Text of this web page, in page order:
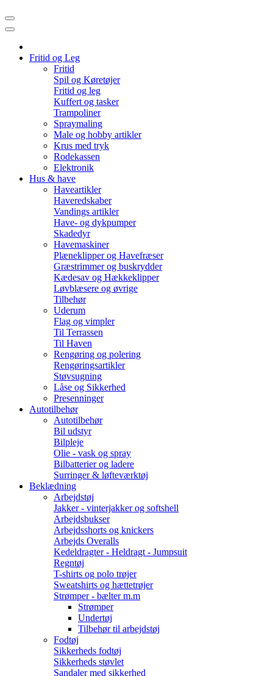
Fritid og Leg
Fritid
Spil og Køretøjer
Fritid og leg
Kuffert og tasker
Trampoliner
Spraymaling
Male og hobby artikler
Krus med tryk
Rodekassen
Elektronik
Hus & have
Haveartikler
Haveredskaber
Vandings artikler
Have- og dykpumper
Skadedyr
Havemaskiner
Plæneklipper og Havefræser
Græstrimmer og buskrydder
Kædesav og Hækkeklipper
Løvblæsere og øvrige
Tilbehør
Uderum
Flag og vimpler
Til Terrassen
Til Haven
Rengøring og polering
Rengøringsartikler
Støvsugning
Låse og Sikkerhed
Presenninger
Autotilbehør
Autotilbehør
Bil udstyr
Bilpleje
Olie - vask og spray
Bilbatterier og ladere
Surringer & løfteværktøj
Beklædning
Arbejdstøj
Jakker - vinterjakker og softshell
Arbejdsbukser
Arbejdsshorts og knickers
Arbejds Overalls
Kedeldragter - Heldragt - Jumpsuit
Regntøj
T-shirts og polo trøjer
Sweatshirts og hættetrøjer
Strømper - bælter m.m
Strømper
Undertøj
Tilbehør til arbejdstøj
Fodtøj
Sikkerheds fodtøj
Sikkerheds støvlet
Sandaler med sikkerhed